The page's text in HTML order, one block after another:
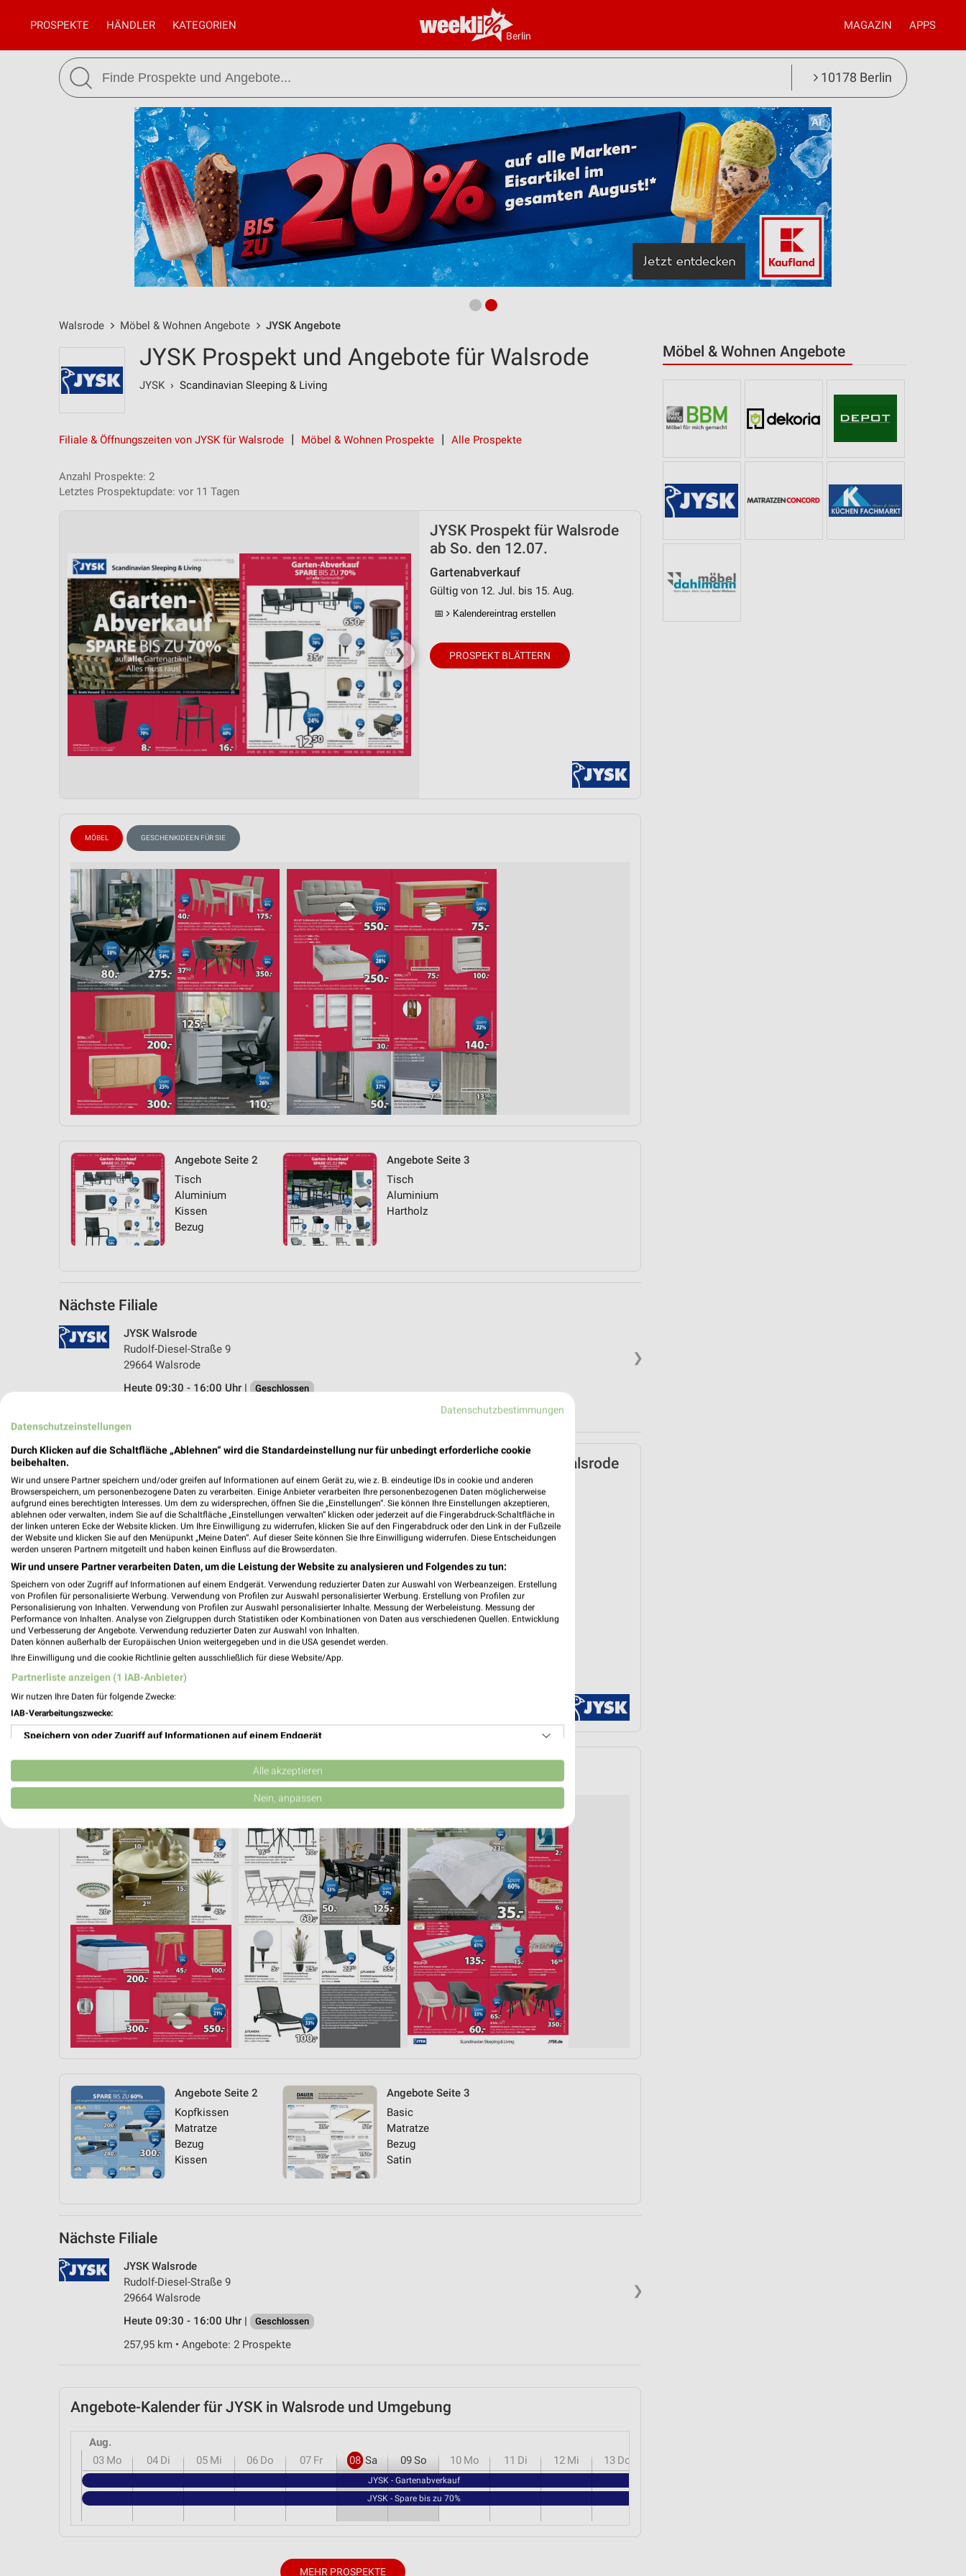
Berlin
PROSPEKTE HÄNDLER KATEGORIEN MAGAZIN APPS
10178 Berlin
Walsrode Möbel & Wohnen Angebote JYSK Angebote
Möbel & Wohnen Angebote
JYSK Prospekt und Angebote für Walsrode
JYSK › Scandinavian Sleeping & Living
Filiale & Öffnungszeiten von JYSK für Walsrode Möbel & Wohnen Prospekte Alle Prospekte
Anzahl Prospekte: 2
Letztes Prospektupdate: vor 11 Tagen
❯
JYSK Prospekt für Walsrode
ab So. den 12.07.
Gartenabverkauf
Gültig von 12. Jul. bis 15. Aug.
📅 Kalendereintrag erstellen
PROSPEKT BLÄTTERN
MÖBEL GESCHENKIDEEN FÜR SIE
Angebote Seite 2
Tisch
Aluminium
Kissen
Bezug
Angebote Seite 3
Tisch
Aluminium
Hartholz
Nächste Filiale
❯
JYSK Walsrode
Rudolf-Diesel-Straße 9
29664 Walsrode
Heute 09:30 - 16:00 Uhr |
Geschlossen
❯
JYSK Prospekt für Walsrode
ab So. den 12.07.
Spare bis zu 70%
Gültig von 12. Jul. bis 15. Aug.
Kalendereintrag erstellen
PROSPEKT BLÄTTERN
WELLNESS FÜR ZUHAUSE
Angebote Seite 2
Kopfkissen
Matratze
Bezug
Kissen
Angebote Seite 3
Basic
Matratze
Bezug
Satin
Nächste Filiale
❯
JYSK Walsrode
Rudolf-Diesel-Straße 9
29664 Walsrode
Heute 09:30 - 16:00 Uhr |
Geschlossen
257,95 km • Angebote: 2 Prospekte
Angebote-Kalender für JYSK in Walsrode und Umgebung
Aug.
03 Mo 04 Di 05 Mi 06 Do 07 Fr 08 Sa 09So 10 Mo 11 Di 12 Mi 13 Do
JYSK - Gartenabverkauf
JYSK - Spare bis zu 70%
MEHR PROSPEKTE
Datenschutzbestimmungen
Datenschutzeinstellungen
Durch Klicken auf die Schaltfläche „Ablehnen“ wird die Standardeinstellung nur für unbedingt erforderliche cookie
beibehalten.
Wir und unsere Partner speichern und/oder greifen auf Informationen auf einem Gerät zu, wie z. B. eindeutige IDs in cookie und anderen
Browserspeichern, um personenbezogene Daten zu verarbeiten. Einige Anbieter verarbeiten Ihre personenbezogenen Daten möglicherweise
aufgrund eines berechtigten Interesses. Um dem zu widersprechen, öffnen Sie die „Einstellungen“. Sie können Ihre Einstellungen akzeptieren,
ablehnen oder verwalten, indem Sie auf die Schaltfläche „Einstellungen verwalten“ klicken oder jederzeit auf die Fingerabdruck-Schaltfläche in
der linken unteren Ecke der Website klicken. Um Ihre Einwilligung zu widerrufen, klicken Sie auf den Fingerabdruck oder den Link in der Fußzeile
der Website und klicken Sie auf den Menüpunkt „Meine Daten“. Auf dieser Seite können Sie Ihre Einwilligung widerrufen. Diese Entscheidungen
werden unseren Partnern mitgeteilt und haben keinen Einfluss auf die Browserdaten.
Wir und unsere Partner verarbeiten Daten, um die Leistung der Website zu analysieren und Folgendes zu tun:
Speichern von oder Zugriff auf Informationen auf einem Endgerät. Verwendung reduzierter Daten zur Auswahl von Werbeanzeigen. Erstellung
von Profilen für personalisierte Werbung. Verwendung von Profilen zur Auswahl personalisierter Werbung. Erstellung von Profilen zur
Personalisierung von Inhalten. Verwendung von Profilen zur Auswahl personalisierter Inhalte. Messung der Werbeleistung. Messung der
Performance von Inhalten. Analyse von Zielgruppen durch Statistiken oder Kombinationen von Daten aus verschiedenen Quellen. Entwicklung
und Verbesserung der Angebote. Verwendung reduzierter Daten zur Auswahl von Inhalten.
Daten können außerhalb der Europäischen Union weitergegeben und in die USA gesendet werden.
Ihre Einwilligung und die cookie Richtlinie gelten ausschließlich für diese Website/App.
Partnerliste anzeigen (1 IAB-Anbieter)
Wir nutzen Ihre Daten für folgende Zwecke:
IAB-Verarbeitungszwecke:
Speichern von oder Zugriff auf Informationen auf einem Endgerät
Verwendung reduzierter Daten zur Auswahl von Werbeanzeigen
Erstellung von Profilen für personalisierte Werbung
Erstellung von Profilen zur Personalisierung von Inhalten
Verwendung von Profilen zur Auswahl personalisierter Inhalte
Messung der Werbeleistung
Messung der Performance von Inhalten
Analyse von Zielgruppen durch Statistiken oder Kombinationen von Daten aus verschiedenen
Entwicklung und Verbesserung der Angebote
Verwendung reduzierter Daten zur Auswahl von Inhalten
Verwendung genauer Standortdaten
Geräte anhand von aktiv angeforderten Informationen identifizieren
Nicht-IAB-Verarbeitungszwecke:
Notwendig
Alle akzeptieren
Nein, anpassen